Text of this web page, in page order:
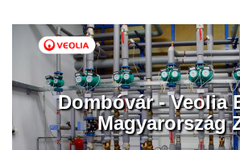
Dombóvár - Veolia
Magyarország